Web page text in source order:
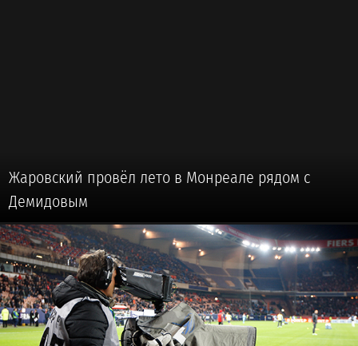
Жаровский провёл лето в Монреале рядом с
Демидовым
🏒 #ХОККЕЙ